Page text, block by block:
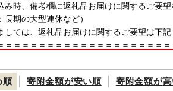
み時、備考欄に返礼品お届けに関するご要
長期の大型連休など）
しては、返礼品お届けに関するご要望は下
＝＝＝＝＝＝＝＝＝＝＝＝＝＝＝＝＝＝＝＝
るさと納税コールセンター
3096-7968
順 寄附金額が安い順 寄附金額が